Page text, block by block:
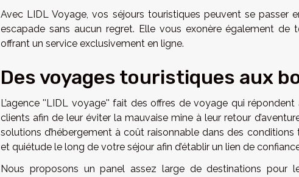
Avec LIDL Voyage, vos séjours touristiques peuvent se passer
escapade sans aucun regret. Elle vous exonère également
offrant un service exclusivement en ligne.
Des voyages touristiques aux
L’agence ''LIDL voyage'' fait des offres de voyage qui
clients afin de leur éviter la mauvaise mine à leur retour
solutions d’hébergement à coût raisonnable dans des
et quiétude le long de votre séjour afin d’établir un lien de
Nous proposons un panel assez large de destinations pour